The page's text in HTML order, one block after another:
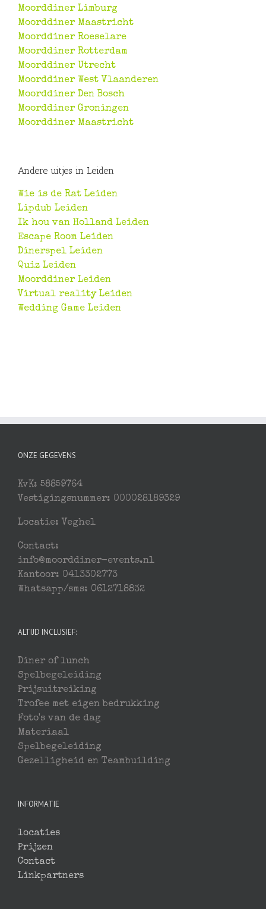
Moorddiner Limburg
Moorddiner Maastricht
Moorddiner Roeselare
Moorddiner Rotterdam
Moorddiner Utrecht
Moorddiner West Vlaanderen
Moorddiner Den Bosch
Moorddiner Groningen
Moorddiner Maastricht
Andere uitjes in Leiden
Wie is de Rat Leiden
Lipdub Leiden
Ik hou van Holland Leiden
Escape Room Leiden
Dinerspel Leiden
Quiz Leiden
Moorddiner Leiden
Virtual reality Leiden
Wedding Game Leiden
ONZE GEGEVENS
KvK: 58859764
Vestigingsnummer: 000028189329
Locatie: Veghel
Contact:
info@moorddiner-events.nl
Kantoor: 0413302773
Whatsapp/sms: 0612718832
ALTIJD INCLUSIEF:
Diner of lunch
Spelbegeleiding
Prijsuitreiking
Trofee met eigen bedrukking
Foto's van de dag
Materiaal
Spelbegeleiding
Gezelligheid en Teambuilding
INFORMATIE
locaties
Prijzen
Contact
Linkpartners